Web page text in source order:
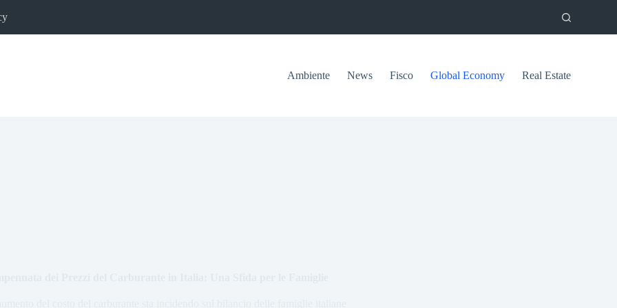
Ambiente News Fisco Global Economy Real Estate